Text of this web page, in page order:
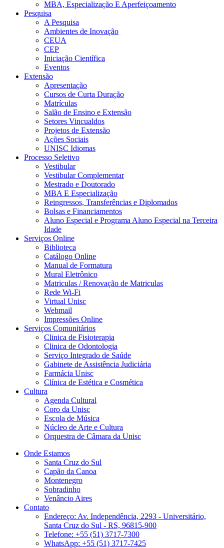
MBA, Especialização E Aperfeiçoamento
Pesquisa
A Pesquisa
Ambientes de Inovação
CEUA
CEP
Iniciação Científica
Eventos
Extensão
Apresentação
Cursos de Curta Duração
Matrículas
Salão de Ensino e Extensão
Setores Vincualdos
Projetos de Extensão
Ações Sociais
UNISC Idiomas
Processo Seletivo
Vestibular
Vestibular Complementar
Mestrado e Doutorado
MBA E Especialização
Reingressos, Transferências e Diplomados
Bolsas e Financiamentos
Aluno Especial e Programa Aluno Especial na Terceira
Idade
Serviços Online
Biblioteca
Catálogo Online
Manual de Formatura
Mural Eletrônico
Matriculas / Renovação de Matriculas
Rede Wi-Fi
Virtual Unisc
Webmail
Impressões Online
Serviços Comunitários
Clinica de Fisioterapia
Clinica de Odontologia
Serviço Integrado de Saúde
Gabinete de Assistência Judiciária
Farmácia Unisc
Clínica de Estética e Cosmética
Cultura
Agenda Cultural
Coro da Unisc
Escola de Música
Núcleo de Arte e Cultura
Orquestra de Câmara da Unisc
Onde Estamos
Santa Cruz do Sul
Capão da Canoa
Montenegro
Sobradinho
Venâncio Aires
Contato
Endereço: Av. Independência, 2293 - Universitário,
Santa Cruz do Sul - RS, 96815-900
Telefone: +55 (51) 3717-7300
WhatsApp: +55 (51) 3717-7425